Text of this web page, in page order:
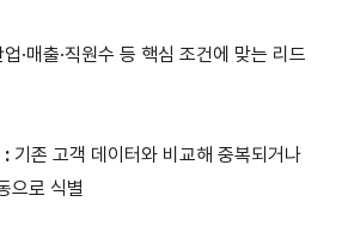
업·매출·직원수 등 핵심 조건에 맞는 리드
: 기존 고객 데이터와 비교해 중복되거나
으로 식별